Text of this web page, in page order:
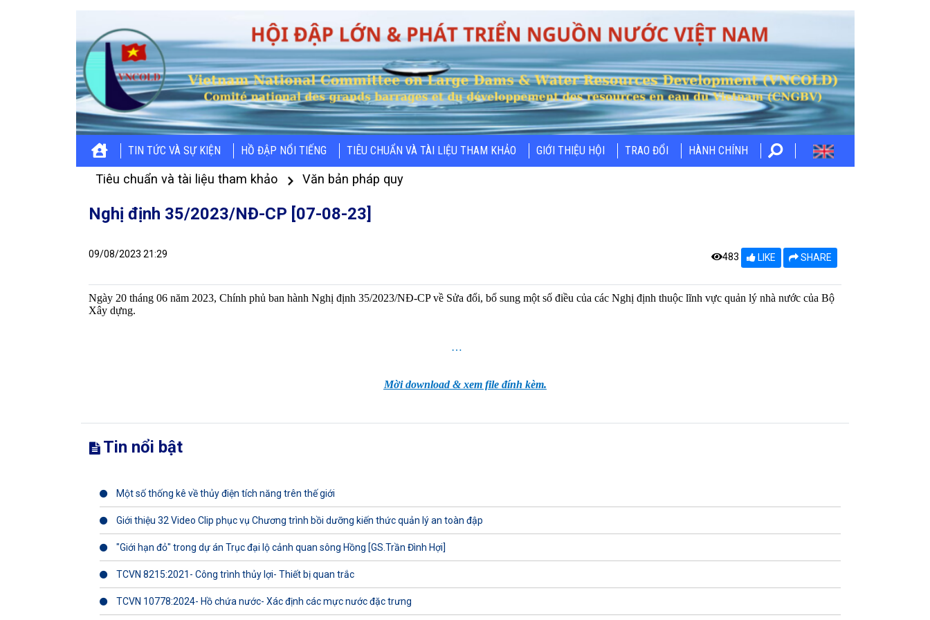
TIN TỨC VÀ SỰ KIỆN HỒ ĐẬP NỔI TIẾNG TIÊU CHUẨN VÀ TÀI LIỆU THAM KHẢO GIỚI THIỆU HỘI TRAO ĐỔI HÀNH CHÍNH
Tiêu chuẩn và tài liệu tham khảo Văn bản pháp quy
Nghị định 35/2023/NĐ-CP [07-08-23]
09/08/2023 21:29 483 LIKE SHARE
Ngày 20 tháng 06 năm 2023, Chính phủ ban hành Nghị định 35/2023/NĐ-CP về Sửa đổi, bổ sung một số điều của các Nghị định thuộc lĩnh vực quản lý nhà nước của Bộ
Xây dựng.
…
Mời download & xem file đính kèm.
Tin nổi bật
Một số thống kê về thủy điện tích năng trên thế giới
Giới thiệu 32 Video Clip phục vụ Chương trình bồi dưỡng kiến thức quản lý an toàn đập
"Giới hạn đỏ" trong dự án Trục đại lộ cảnh quan sông Hồng [GS.Trần Đình Hợi]
TCVN 8215:2021- Công trình thủy lợi- Thiết bị quan trắc
TCVN 10778:2024- Hồ chứa nước- Xác định các mực nước đặc trưng